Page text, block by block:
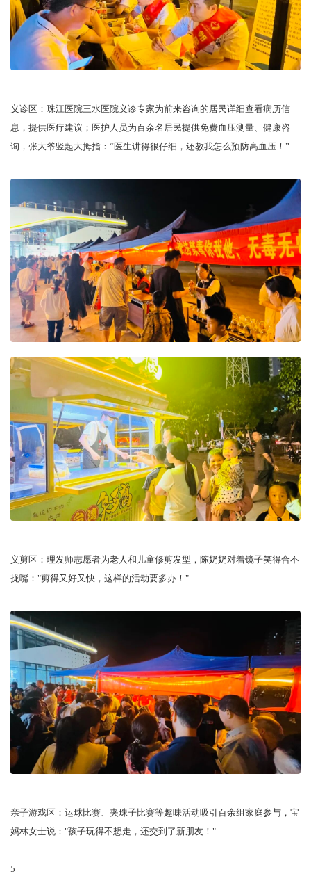
义诊区：珠江医院三水医院义诊专家为前来咨询的居民详细查看病历信
息，提供医疗建议；医护人员为百余名居民提供免费血压测量、健康咨
询，张大爷竖起大拇指：“医生讲得很仔细，还教我怎么预防高血压！”
义剪区：理发师志愿者为老人和儿童修剪发型，陈奶奶对着镜子笑得合不
拢嘴："剪得又好又快，这样的活动要多办！"
亲子游戏区：运球比赛、夹珠子比赛等趣味活动吸引百余组家庭参与，宝
妈林女士说："孩子玩得不想走，还交到了新朋友！"
5